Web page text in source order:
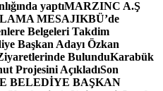
yaptıMARZINC A.Ş
MESAJIKBÜ’de
Belgeleri Takdim
Başkan Adayı Özkan
BulunduKarabük
Projesini AçıkladıSon
BELEDİYE BAŞKAN